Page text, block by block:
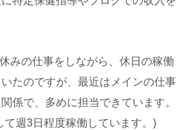
みの仕事をしながら、休日の稼働
たのですが、最近はメインの仕事
係で、多めに担当できています。
て週3日程度稼働しています。)